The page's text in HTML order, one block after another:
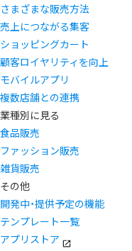
さまざまな販売方法
売上につながる集客
ショッピングカート
顧客ロイヤリティを向上
モバイルアプリ
複数店舗との連携
業種別に見る
食品販売
ファッション販売
雑貨販売
その他
開発中・提供予定の機能
テンプレート一覧
アプリストア